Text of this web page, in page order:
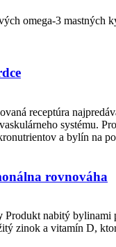
omega-3
receptúra
systému.
a bylín na
rovnováha
Produkt nabitý bylinami
zinok a vitamín D,